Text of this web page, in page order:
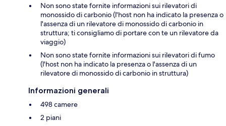
Non sono state fornite informazioni sui rilevatori di
monossido di carbonio (l'host non ha indicato la presenza o
l'assenza di un rilevatore di monossido di carbonio in
struttura; ti consigliamo di portare con te un rilevatore da
viaggio)
Non sono state fornite informazioni sui rilevatori di fumo
(l'host non ha indicato la presenza o l'assenza di un
rilevatore di monossido di carbonio in struttura)
Informazioni generali
498 camere
2 piani